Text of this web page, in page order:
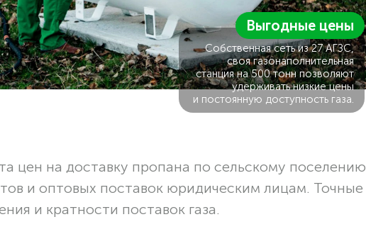
Выгодные цены
Собственная сеть из 27 АГЗС,
своя газонаполнительная
станция на 500 тонн позволяют
удерживать низкие цены
и постоянную доступность газа.
цен на доставку пропана по сельскому поселению
и оптовых поставок юридическим лицам. Точные
и кратности поставок газа.